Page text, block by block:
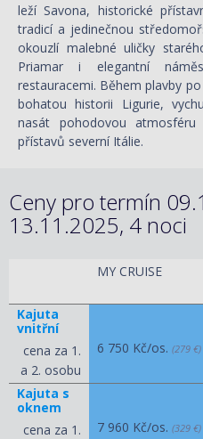
leží Savona, historické
tradicí a jedinečnou
okouzlí malebné uličky
Priamar i elegantní
restauracemi. Během plavby
bohatou historii Ligurie,
nasát pohodovou
přístavů severní Itálie.
Ceny pro termín
13.11.2025, 4 noci
MY CRUISE
Kajuta
vnitřní
cena za 1.
a 2. osobu
6 750 Kč/os. (279 €)
Kajuta s
oknem
cena za 1.
7 960 Kč/os. (329 €)